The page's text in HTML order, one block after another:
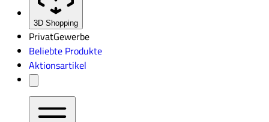
3D Shopping
PrivatGewerbe
Beliebte Produkte
Aktionsartikel